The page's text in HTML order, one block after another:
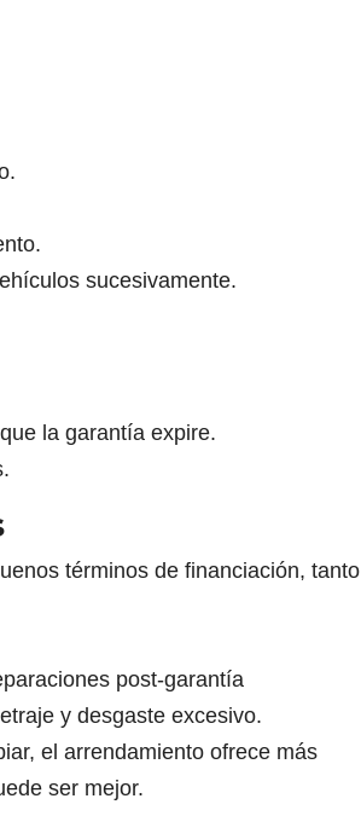
sucesivamente.
la garantía expire.
términos de financiación, tanto
post-garantía
y desgaste excesivo.
el arrendamiento ofrece más
ser mejor.